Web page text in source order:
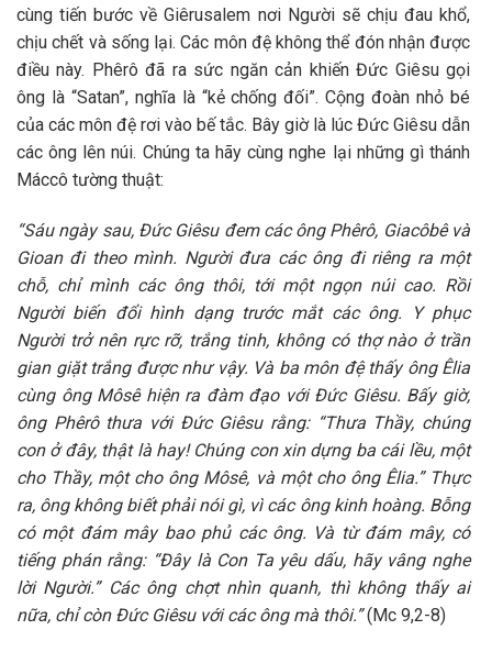
cùng tiến bước về Giêrusalem nơi Người sẽ chịu đau khổ,
chịu chết và sống lại. Các môn đệ không thể đón nhận được
điều này. Phêrô đã ra sức ngăn cản khiến Đức Giêsu gọi
ông là “Satan”, nghĩa là “kẻ chống đối”. Cộng đoàn nhỏ bé
của các môn đệ rơi vào bế tắc. Bây giờ là lúc Đức Giêsu dẫn
các ông lên núi. Chúng ta hãy cùng nghe lại những gì thánh
Máccô tường thuật:
“Sáu ngày sau, Đức Giêsu đem các ông Phêrô, Giacôbê và
Gioan đi theo mình. Người đưa các ông đi riêng ra một
chỗ, chỉ mình các ông thôi, tới một ngọn núi cao. Rồi
Người biến đổi hình dạng trước mắt các ông. Y phục
Người trở nên rực rỡ, trắng tinh, không có thợ nào ở trần
gian giặt trắng được như vậy. Và ba môn đệ thấy ông Êlia
cùng ông Môsê hiện ra đàm đạo với Đức Giêsu. Bấy giờ,
ông Phêrô thưa với Đức Giêsu rằng: “Thưa Thầy, chúng
con ở đây, thật là hay! Chúng con xin dựng ba cái lều, một
cho Thầy, một cho ông Môsê, và một cho ông Êlia.” Thực
ra, ông không biết phải nói gì, vì các ông kinh hoàng. Bỗng
có một đám mây bao phủ các ông. Và từ đám mây, có
tiếng phán rằng: “Đây là Con Ta yêu dấu, hãy vâng nghe
lời Người.” Các ông chợt nhìn quanh, thì không thấy ai
nữa, chỉ còn Đức Giêsu với các ông mà thôi.”(Mc 9,2-8)